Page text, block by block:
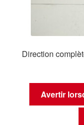
Direction
Avertir